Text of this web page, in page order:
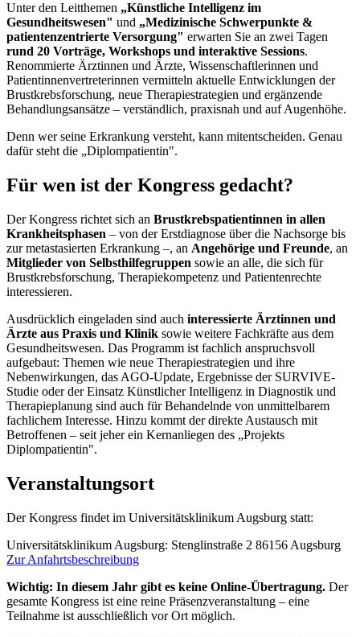
Unter den Leitthemen „Künstliche Intelligenz im
Gesundheitswesen" und „Medizinische Schwerpunkte &
patientenzentrierte Versorgung" erwarten Sie an zwei Tagen
rund 20 Vorträge, Workshops und interaktive Sessions.
Renommierte Ärztinnen und Ärzte, Wissenschaftlerinnen und
Patientinnenvertreterinnen vermitteln aktuelle Entwicklungen der
Brustkrebsforschung, neue Therapiestrategien und ergänzende
Behandlungsansätze – verständlich, praxisnah und auf Augenhöhe.
Denn wer seine Erkrankung versteht, kann mitentscheiden. Genau
dafür steht die „Diplompatientin".
Für wen ist der Kongress gedacht?
Der Kongress richtet sich an Brustkrebspatientinnen in allen
Krankheitsphasen – von der Erstdiagnose über die Nachsorge bis
zur metastasierten Erkrankung –, an Angehörige und Freunde, an
Mitglieder von Selbsthilfegruppen sowie an alle, die sich für
Brustkrebsforschung, Therapiekompetenz und Patientenrechte
interessieren.
Ausdrücklich eingeladen sind auch interessierte Ärztinnen und
Ärzte aus Praxis und Klinik sowie weitere Fachkräfte aus dem
Gesundheitswesen. Das Programm ist fachlich anspruchsvoll
aufgebaut: Themen wie neue Therapiestrategien und ihre
Nebenwirkungen, das AGO-Update, Ergebnisse der SURVIVE-
Studie oder der Einsatz Künstlicher Intelligenz in Diagnostik und
Therapieplanung sind auch für Behandelnde von unmittelbarem
fachlichem Interesse. Hinzu kommt der direkte Austausch mit
Betroffenen – seit jeher ein Kernanliegen des „Projekts
Diplompatientin".
Veranstaltungsort
Der Kongress findet im Universitätsklinikum Augsburg statt:
Universitätsklinikum Augsburg: Stenglinstraße 2 86156 Augsburg
Zur Anfahrtsbeschreibung
Wichtig: In diesem Jahr gibt es keine Online-Übertragung. Der
gesamte Kongress ist eine reine Präsenzveranstaltung – eine
Teilnahme ist ausschließlich vor Ort möglich.